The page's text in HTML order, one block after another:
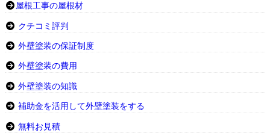
屋根工事の屋根材
クチコミ評判
外壁塗装の保証制度
外壁塗装の費用
外壁塗装の知識
補助金を活用して外壁塗装をする
無料お見積